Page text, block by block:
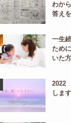
わか
答え
一生
ため
いた
2022
します